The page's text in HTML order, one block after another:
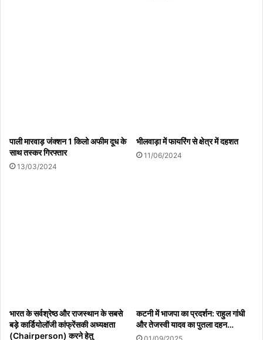
पाली मारवाड़ जंक्शन 1 किलो अफीम दूध के
साथ तस्कर गिरफ्तार
13/03/2024
भीलवाड़ा में फायरिंग से क्षेत्र में दहशत
11/06/2024
भारत के सर्वश्रेष्ठ और राजस्थान के सबसे
बड़े कार्डियोलॉजी कांफ्रेंसकी अध्यक्षता
(Chairperson) करने हेतु
कटनी में भाजपा का प्रदर्शन: राहुल गांधी
और तेजस्वी यादव का पुतला दहन…